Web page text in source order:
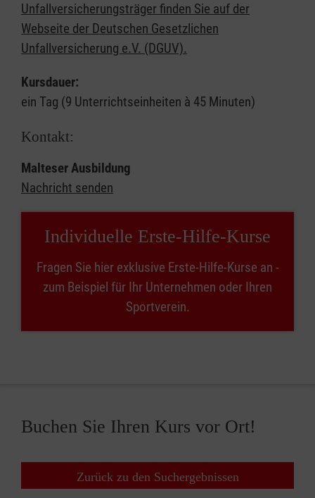
Unfallversicherungsträger finden Sie auf der
Webseite der Deutschen Gesetzlichen
Unfallversicherung e.V. (DGUV).
Kursdauer:
ein Tag (9 Unterrichtseinheiten à 45 Minuten)
Kontakt:
Malteser Ausbildung
Nachricht senden
Individuelle Erste-Hilfe-Kurse
Fragen Sie hier exklusive Erste-Hilfe-Kurse an -
zum Beispiel für Ihr Unternehmen oder Ihren
Sportverein.
Buchen Sie Ihren Kurs vor Ort!
Zurück zu den Suchergebnissen